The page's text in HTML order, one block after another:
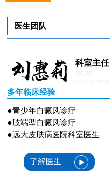
医生团队
科室主任
多年临床经验
●青少年白癜风诊疗
●肢端型白癜风诊疗
●远大皮肤病医院科室医生
了解医生